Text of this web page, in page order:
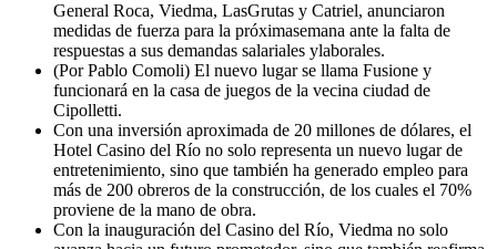
General Roca, Viedma, LasGrutas y Catriel, anunciaron
medidas de fuerza para la próximasemana ante la falta de
respuestas a sus demandas salariales ylaborales.
(Por Pablo Comoli) El nuevo lugar se llama Fusione y
funcionará en la casa de juegos de la vecina ciudad de
Cipolletti.
Con una inversión aproximada de 20 millones de dólares, el
Hotel Casino del Río no solo representa un nuevo lugar de
entretenimiento, sino que también ha generado empleo para
más de 200 obreros de la construcción, de los cuales el 70%
proviene de la mano de obra.
Con la inauguración del Casino del Río, Viedma no solo